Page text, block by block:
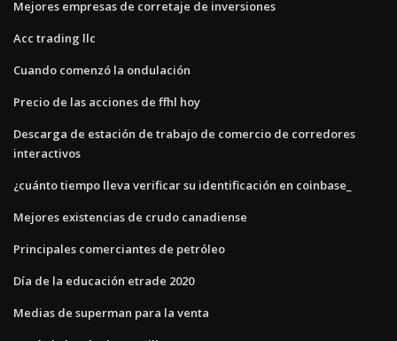
Mejores empresas de corretaje de inversiones
Acc trading llc
Cuando comenzó la ondulación
Precio de las acciones de ffhl hoy
Descarga de estación de trabajo de comercio de corredores
interactivos
¿cuánto tiempo lleva verificar su identificación en coinbase_
Mejores existencias de crudo canadiense
Principales comerciantes de petróleo
Día de la educación etrade 2020
Medias de superman para la venta